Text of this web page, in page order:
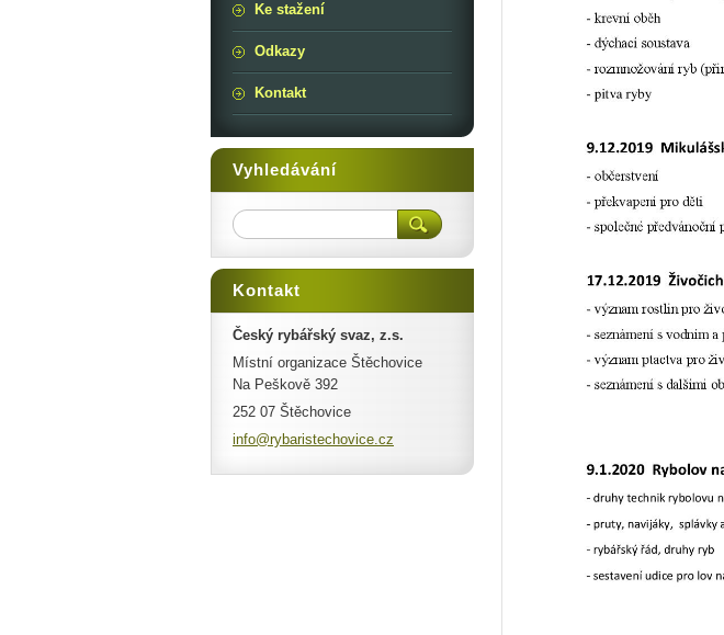
Ke stažení
Odkazy
Kontakt
Vyhledávání
Kontakt
Český rybářský svaz, z.s.
Místní organizace Štěchovice
Na Peškově 392
252 07 Štěchovice
info@rybaristechovice.cz